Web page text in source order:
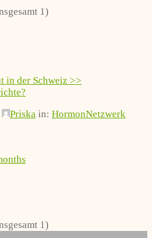
1)
in der Schweiz >>
Priska in: HormonNetzwerk
1)